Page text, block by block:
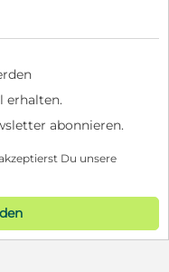
erhalten.
abonnieren.
Du unsere